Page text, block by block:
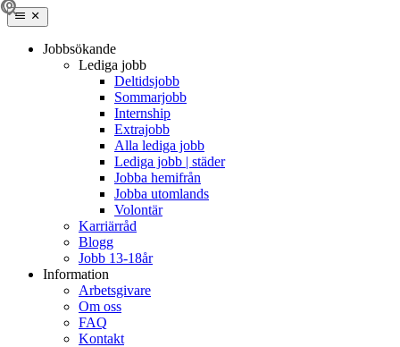
Jobbsökande
Lediga jobb
Deltidsjobb
Sommarjobb
Internship
Extrajobb
Alla lediga jobb
Lediga jobb | städer
Jobba hemifrån
Jobba utomlands
Volontär
Karriärråd
Blogg
Jobb 13-18år
Information
Arbetsgivare
Om oss
FAQ
Kontakt